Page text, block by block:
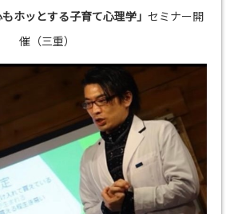
ホッとする子育て心理学」 セミナー開
催（三重）